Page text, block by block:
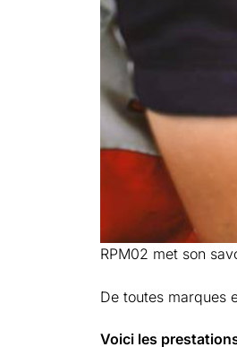
RPM02 met son
De toutes marques
Voici les